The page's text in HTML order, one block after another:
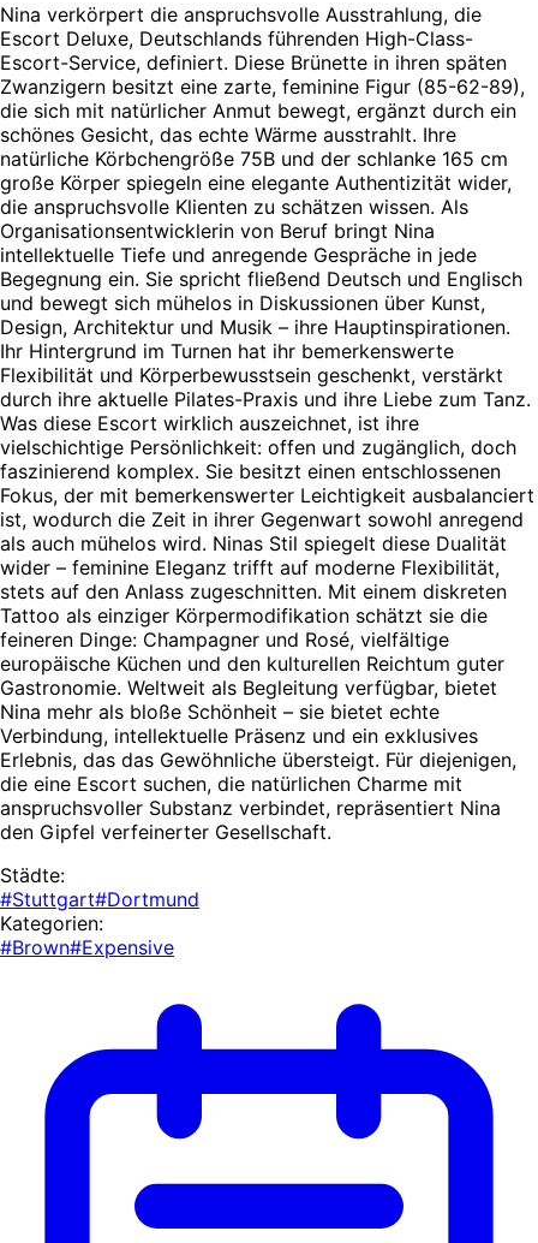
Nina verkörpert die anspruchsvolle Ausstrahlung, die
Escort Deluxe, Deutschlands führenden High-Class-
Escort-Service, definiert. Diese Brünette in ihren späten
Zwanzigern besitzt eine zarte, feminine Figur (85-62-89),
die sich mit natürlicher Anmut bewegt, ergänzt durch ein
schönes Gesicht, das echte Wärme ausstrahlt. Ihre
natürliche Körbchengröße 75B und der schlanke 165 cm
große Körper spiegeln eine elegante Authentizität wider,
die anspruchsvolle Klienten zu schätzen wissen. Als
Organisationsentwicklerin von Beruf bringt Nina
intellektuelle Tiefe und anregende Gespräche in jede
Begegnung ein. Sie spricht fließend Deutsch und Englisch
und bewegt sich mühelos in Diskussionen über Kunst,
Design, Architektur und Musik – ihre Hauptinspirationen.
Ihr Hintergrund im Turnen hat ihr bemerkenswerte
Flexibilität und Körperbewusstsein geschenkt, verstärkt
durch ihre aktuelle Pilates-Praxis und ihre Liebe zum Tanz.
Was diese Escort wirklich auszeichnet, ist ihre
vielschichtige Persönlichkeit: offen und zugänglich, doch
faszinierend komplex. Sie besitzt einen entschlossenen
Fokus, der mit bemerkenswerter Leichtigkeit ausbalanciert
ist, wodurch die Zeit in ihrer Gegenwart sowohl anregend
als auch mühelos wird. Ninas Stil spiegelt diese Dualität
wider – feminine Eleganz trifft auf moderne Flexibilität,
stets auf den Anlass zugeschnitten. Mit einem diskreten
Tattoo als einziger Körpermodifikation schätzt sie die
feineren Dinge: Champagner und Rosé, vielfältige
europäische Küchen und den kulturellen Reichtum guter
Gastronomie. Weltweit als Begleitung verfügbar, bietet
Nina mehr als bloße Schönheit – sie bietet echte
Verbindung, intellektuelle Präsenz und ein exklusives
Erlebnis, das das Gewöhnliche übersteigt. Für diejenigen,
die eine Escort suchen, die natürlichen Charme mit
anspruchsvoller Substanz verbindet, repräsentiert Nina
den Gipfel verfeinerter Gesellschaft.
Städte:
#Stuttgart#Dortmund
Kategorien:
#Brown#Expensive